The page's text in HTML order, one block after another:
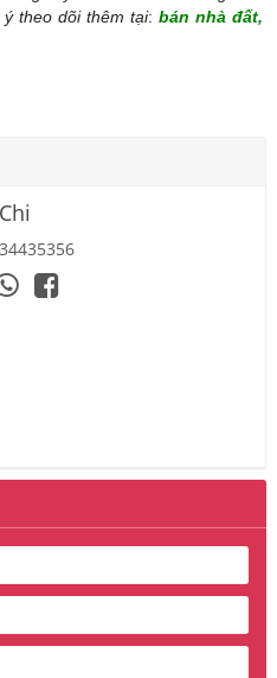
theo dõi thêm tại: bán nhà đất,